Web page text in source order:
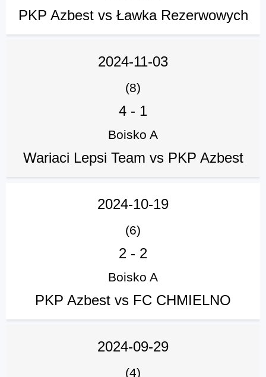
PKP Azbest vs Ławka Rezerwowych
2024-11-03
(8)
4 - 1
Boisko A
Wariaci Lepsi Team vs PKP Azbest
2024-10-19
(6)
2 - 2
Boisko A
PKP Azbest vs FC CHMIELNO
2024-09-29
(4)